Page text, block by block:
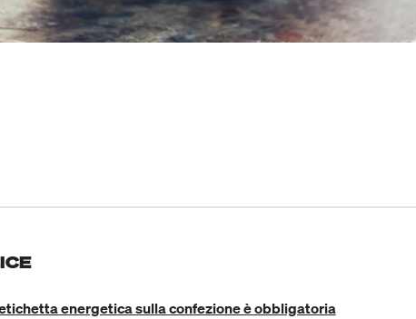
energetica sulla confezione è obbligatoria